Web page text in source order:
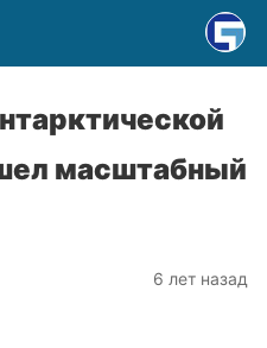
масштабный
6 лет назад